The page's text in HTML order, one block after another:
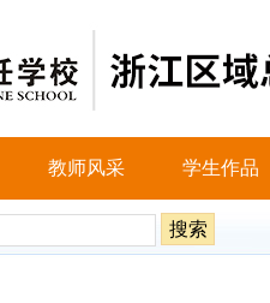
教师风采 学生作品